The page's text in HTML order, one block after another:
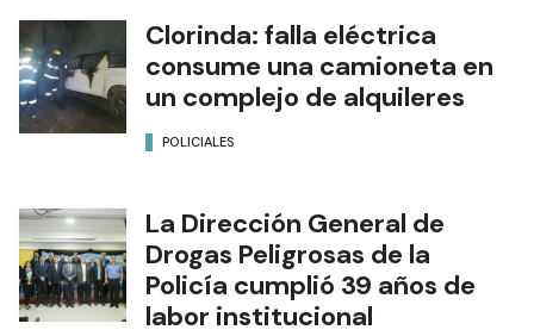
Clorinda: falla eléctrica
consume una camioneta en
un complejo de alquileres
POLICIALES
La Dirección General de
Drogas Peligrosas de la
Policía cumplió 39 años de
labor institucional